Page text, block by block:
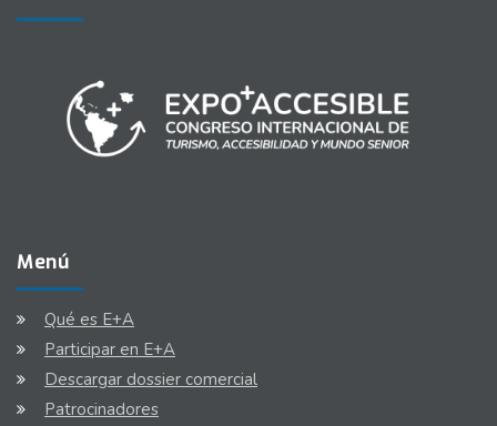
Menú
Qué es E+A
Participar en E+A
Descargar dossier comercial
Patrocinadores